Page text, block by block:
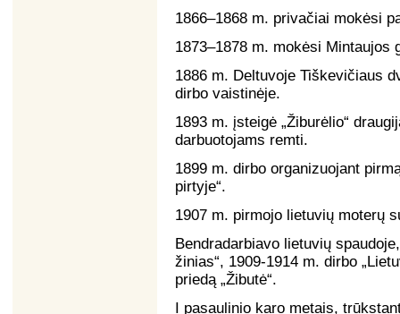
1866–1868 m. privačiai mokėsi
1873–1878 m. mokėsi Mintaujos
1886 m. Deltuvoje Tiškevičiaus
dirbo vaistinėje.
1893 m. įsteigė „Žiburėlio“
darbuotojams remti.
1899 m. dirbo organizuojant
pirtyje“.
1907 m. pirmojo lietuvių moterų
Bendradarbiavo lietuvių
žinias“, 1909-1914 m. dirbo
priedą „Žibutė“.
I pasaulinio karo metais,